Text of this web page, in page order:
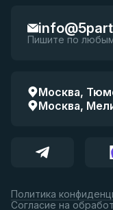
Пишите по
Москва,
Москва,
Политика
Согласие на